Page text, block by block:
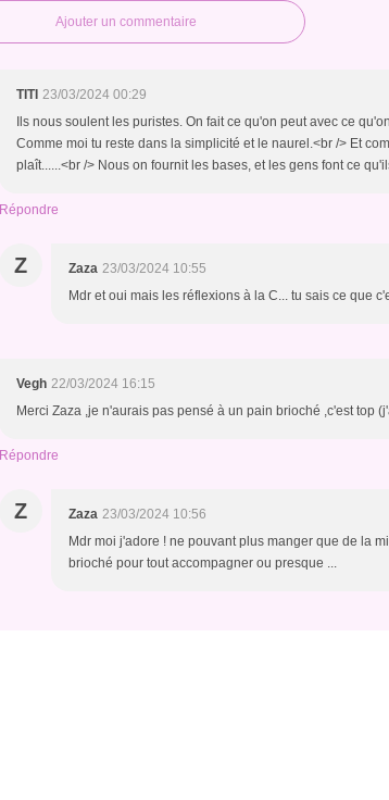
Ajouter un commentaire
TITI 23/03/2024 00:29
Ils nous soulent les puristes. On fait ce qu'on peut avec ce
Comme moi tu reste dans la simplicité et le naurel.<br /> Et
plaît......<br /> Nous on fournit les bases, et les gens font ce
Répondre
Z Zaza 23/03/2024 10:55
Mdr et oui mais les réflexions à la C... tu sais ce que
Vegh 22/03/2024 16:15
Merci Zaza ,je n'aurais pas pensé à un pain brioché ,c'est top
Répondre
Z Zaza 23/03/2024 10:56
Mdr moi j'adore ! ne pouvant plus manger que de la
brioché pour tout accompagner ou presque ...